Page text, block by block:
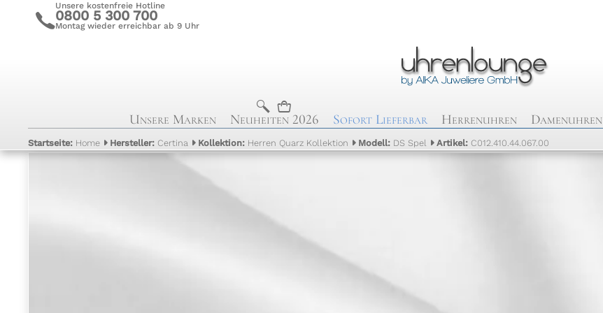
c
Unsere kostenfreie Hotline
0800 5 300 700
Montag wieder erreichbar ab 9 Uhr
b n
Unsere Marken Neuheiten 2026 Sofort Lieferbar Herrenuhren Damenuhren
Startseite: Home Hersteller: Certina Kollektion: Herren Quarz Kollektion Modell: DS Spel Artikel: C012.410.44.067.00